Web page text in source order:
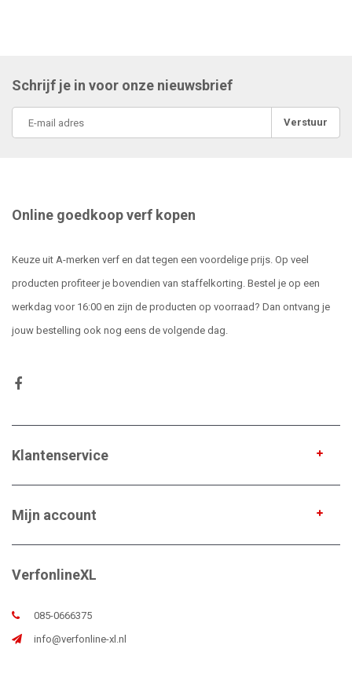
Schrijf je in voor onze nieuwsbrief
Verstuur
Online goedkoop verf kopen
Keuze uit A-merken verf en dat tegen een voordelige prijs. Op veel
producten profiteer je bovendien van staffelkorting. Bestel je op een
werkdag voor 16:00 en zijn de producten op voorraad? Dan ontvang je
jouw bestelling ook nog eens de volgende dag.
Klantenservice
Mijn account
VerfonlineXL
085-0666375
info@verfonline-xl.nl